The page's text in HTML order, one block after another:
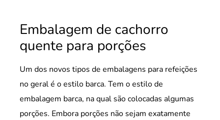
Embalagem de cachorro
quente para porções
Um dos novos tipos de embalagens para refeições
no geral é o estilo barca. Tem o estilo de
embalagem barca, na qual são colocadas algumas
porções. Embora porções não sejam exatamente